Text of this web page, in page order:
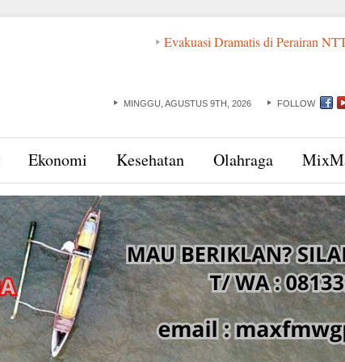
Evakuasi Dramatis di Perairan NTT: ABK dan
MINGGU, AGUSTUS 9TH, 2026 FOLLOW
Ekonomi Kesehatan Olahraga